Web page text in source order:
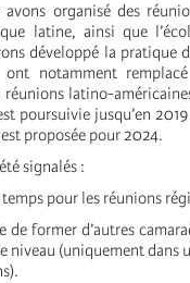
avons organisé des
latine, ainsi que
développé la pratique
notamment
réunions latino-
poursuivie jusqu’en
proposée pour 2024.
signalés :
temps pour les réunions
de former d’autres
niveau (uniquement dans